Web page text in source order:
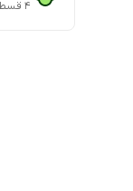
۴ قسط ماهانه. بدون سود، چک و ضامن.